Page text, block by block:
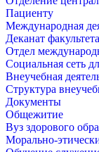
Пациенту
Международная
Деканат
Отдел
Социальная сеть
Внеучебная
Структура
Документы
Общежитие
Вуз здорового
Морально-